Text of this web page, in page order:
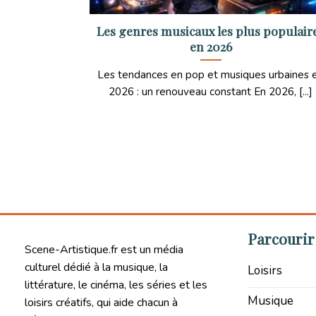
Les genres musicaux les plus
en 2026
Les tendances en pop et musiques urbaines
2026 : un renouveau constant En 2026, [...]
Scene-Artistique.fr est un média
culturel dédié à la musique, la
littérature, le cinéma, les séries et les
loisirs créatifs, qui aide chacun à
Loisirs
Musique